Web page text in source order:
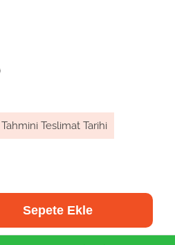
Teslimat Tarihi